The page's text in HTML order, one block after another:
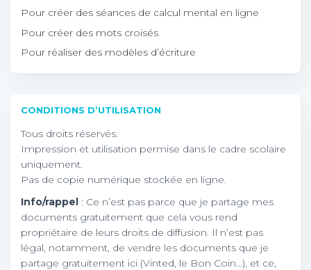
Pour créer des séances de calcul mental en ligne
Pour créer des mots croisés
Pour réaliser des modèles d’écriture
CONDITIONS D’UTILISATION
Tous droits réservés.
Impression et utilisation permise dans le cadre scolaire
uniquement.
Pas de copie numérique stockée en ligne.
Info/rappel : Ce n’est pas parce que je partage mes
documents gratuitement que cela vous rend
propriétaire de leurs droits de diffusion. Il n’est pas
légal, notamment, de vendre les documents que je
partage gratuitement ici (Vinted, le Bon Coin…), et ce,